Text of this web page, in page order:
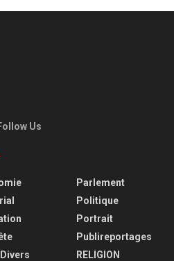
Us
Parlement
Politique
Portrait
Publireportages
RELIGION